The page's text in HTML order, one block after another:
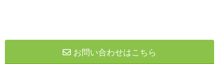
お問い合わせはこちら